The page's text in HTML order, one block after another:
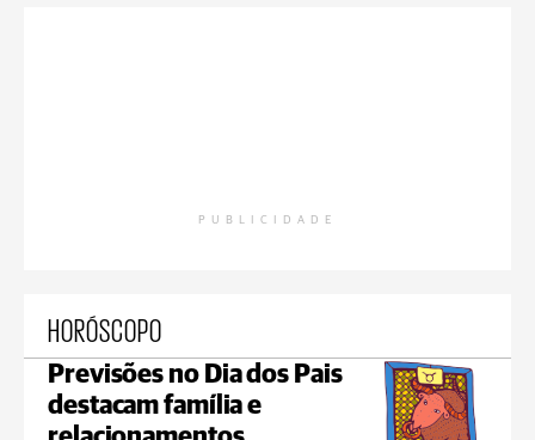
PUBLICIDADE
HORÓSCOPO
Previsões no Dia dos Pais
destacam família e